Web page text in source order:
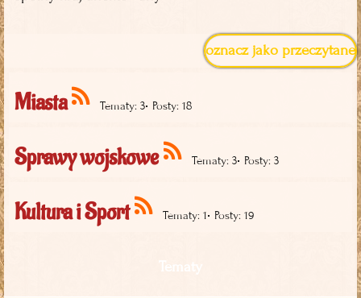
oznacz jako przeczytane
Miasta Tematy: 3• Posty: 18
Sprawy wojskowe Tematy: 3• Posty: 3
Kultura i Sport Tematy: 1• Posty: 19
Tematy